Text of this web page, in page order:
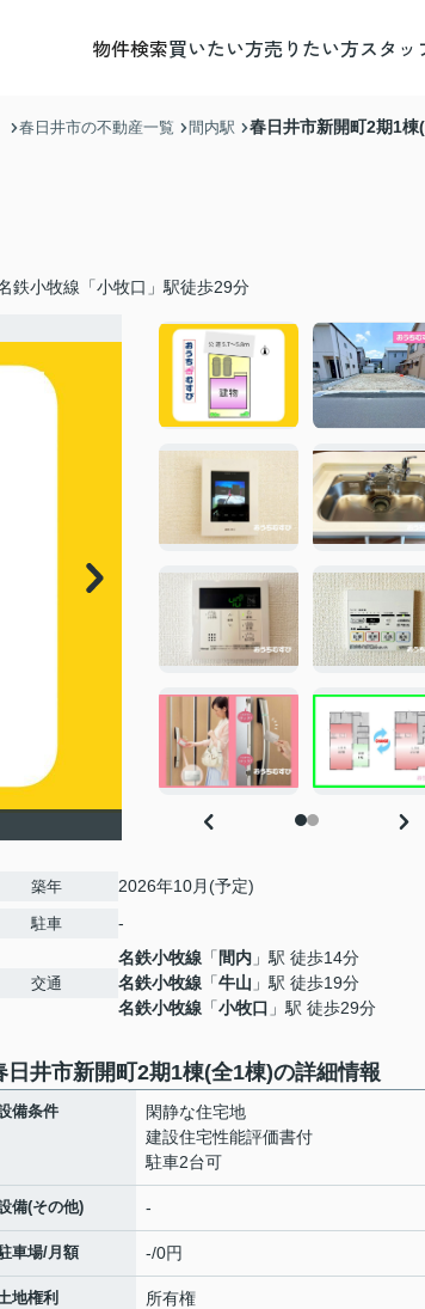
物件検索買いたい方売りたい方スタッ
春日井市の不動産一覧 間内駅 春日井市新開町2期1棟
鉄小牧線「小牧口」駅徒歩29分
築年 2026年10月(予定)
駐車 -
交通
名鉄小牧線 「 間内 」駅 徒歩14分
名鉄小牧線 「牛山 」駅 徒歩19分
名鉄小牧線 「小牧口 」駅 徒歩29分
日井市新開町2期1棟(全1棟)の詳細情報
備条件
閑静な住宅地
建設住宅性能評価書付
駐車2台可
備(その他) -
車場/月額 -/0円
地権利 所有権